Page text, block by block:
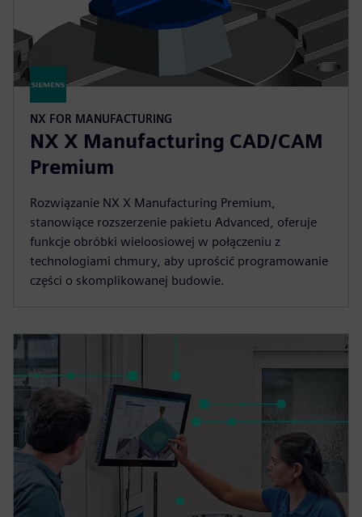
NX FOR MANUFACTURING
NX X Manufacturing CAD/CAM
Premium
Rozwiązanie NX X Manufacturing Premium,
stanowiące rozszerzenie pakietu Advanced, oferuje
funkcje obróbki wieloosiowej w połączeniu z
technologiami chmury, aby uprościć programowanie
części o skomplikowanej budowie.